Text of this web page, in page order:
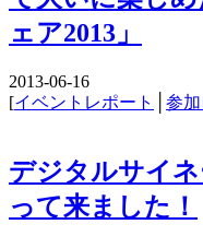
ェア2013」
2013-06-16
[イベントレポート 参加
デジタルサイ
って来ました！